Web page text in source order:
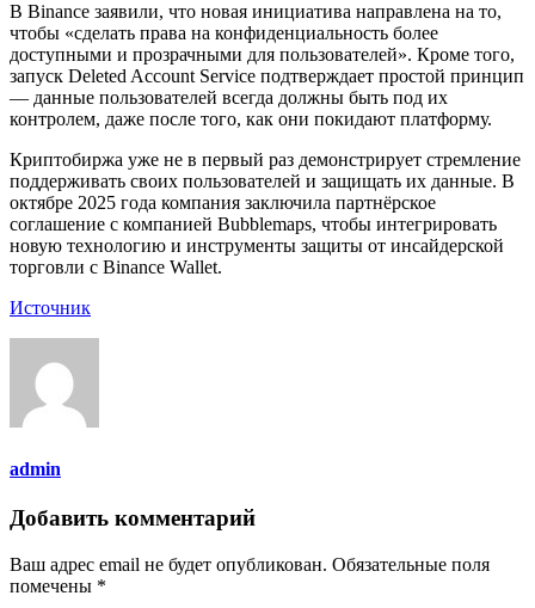
В Binance заявили, что новая инициатива направлена на то,
чтобы «сделать права на конфиденциальность более
доступными и прозрачными для пользователей». Кроме того,
запуск Deleted Account Service подтверждает простой принцип
— данные пользователей всегда должны быть под их
контролем, даже после того, как они покидают платформу.
Криптобиржа уже не в первый раз демонстрирует стремление
поддерживать своих пользователей и защищать их данные. В
октябре 2025 года компания заключила партнёрское
соглашение с компанией Bubblemaps, чтобы интегрировать
новую технологию и инструменты защиты от инсайдерской
торговли с Binance Wallet.
Источник
admin
Добавить комментарий
Ваш адрес email не будет опубликован. Обязательные поля
помечены *